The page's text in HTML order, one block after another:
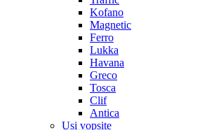
Kofano
Magnetic
Ferro
Lukka
Havana
Greco
Tosca
Clif
Antica
Usi vopsite